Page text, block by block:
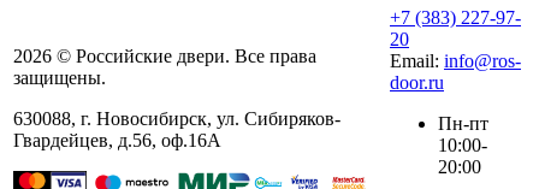
2026 © Российские двери. Все права
защищены.
630088, г. Новосибирск, ул. ​Сибиряков-
Гвардейцев, д.56​, оф.16А
+7 (383) 227-97-
20
Email: info@ros-
door.ru
Пн-пт
10:00-
20:00